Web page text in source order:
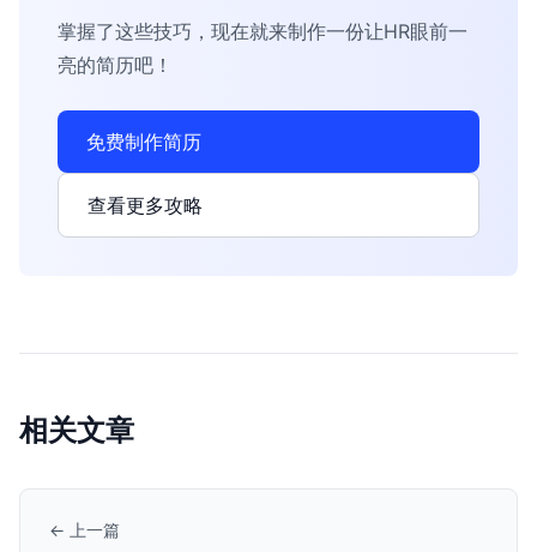
掌握了这些技巧，现在就来制作一份让HR眼前一
亮的简历吧！
免费制作简历
查看更多攻略
相关文章
← 上一篇